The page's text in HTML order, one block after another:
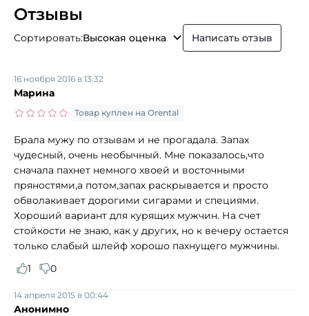
Отзывы
Сортировать:Высокая оценка Написать отзыв
Марина
16 ноября 2016 в 13:32
Товар куплен на Orental
Брала мужу по отзывам и не прогадала. Запах
чудесный, очень необычный. Мне показалось,что
сначала пахнет немного хвоей и восточными
пряностями,а потом,запах раскрывается и просто
обволакивает дорогими сигарами и специями.
Хороший вариант для курящих мужчин. На счет
стойкости не знаю, как у других, но к вечеру остается
только слабый шлейф хорошо пахнущего мужчины.
1
0
Анонимно
14 апреля 2015 в 00:44